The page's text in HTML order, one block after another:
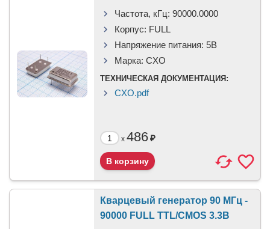
Частота, кГц: 90000.0000
Корпус: FULL
Напряжение питания: 5В
Марка: CXO
ТЕХНИЧЕСКАЯ ДОКУМЕНТАЦИЯ:
CXO.pdf
x 486₽
Кварцевый генератор 90 МГц -
90000 FULL TTL/CMOS 3.3В